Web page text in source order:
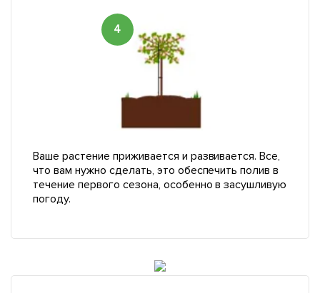
4
Ваше растение приживается и развивается. Все,
что вам нужно сделать, это обеспечить полив в
течение первого сезона, особенно в засушливую
погоду.